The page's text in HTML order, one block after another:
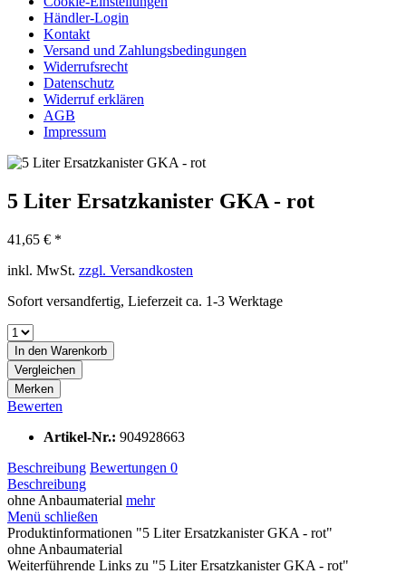
Händler-Login
Kontakt
Versand und Zahlungsbedingungen
Widerrufsrecht
Datenschutz
Widerruf erklären
AGB
Impressum
5 Liter Ersatzkanister GKA - rot
41,65 € *
inkl. MwSt. zzgl. Versandkosten
Sofort versandfertig, Lieferzeit ca. 1-3 Werktage
In den Warenkorb
Vergleichen
Merken
Bewerten
Artikel-Nr.: 904928663
Beschreibung Bewertungen 0
Beschreibung
ohne Anbaumaterial mehr
Menü schließen
Produktinformationen "5 Liter Ersatzkanister GKA - rot"
ohne Anbaumaterial
Weiterführende Links zu "5 Liter Ersatzkanister GKA - rot"